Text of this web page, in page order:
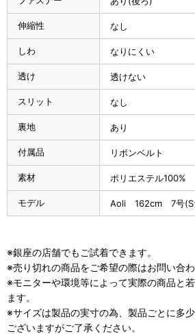
伸縮性 なし
しわ なりにくい
透け 透けない
スリット なし
裏地 あり
付属品 リボンベルト
素材 ポリエステル100%
モデル Aoli 162cm 7号(S
※銀座の店舗でもご試着できます。
※売り切れの商品をご希望の際はお問い合わ
※モニターや環境等によって実際の商品と
ます。
※サイズは製品の実寸の為、製品ごとに多
ございますがご了承ください。